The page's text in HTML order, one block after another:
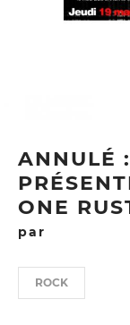
ANNULÉ
ONE
par
ROCK